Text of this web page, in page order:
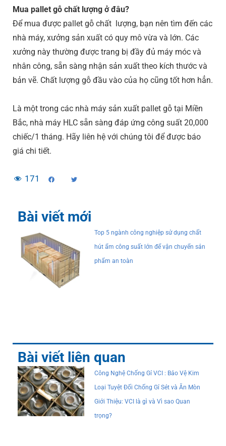
Mua pallet gỗ chất lượng ở đâu?
Để mua được pallet gỗ chất lượng, bạn nên tìm đến các
nhà máy, xưởng sản xuất có quy mô vừa và lớn. Các
xưởng này thường được trang bị đầy đủ máy móc và
nhân công, sẵn sàng nhận sản xuất theo kích thước và
bản vẽ. Chất lượng gỗ đầu vào của họ cũng tốt hơn hẳn.
Là một trong các nhà máy sản xuất pallet gỗ tại Miền
Bắc, nhà máy HLC sẵn sàng đáp ứng công suất 20,000
chiếc/1 tháng. Hãy liên hệ với chúng tôi để được báo
giá chi tiết.
171
Bài viết mới
Top 5 ngành công nghiệp sử dụng chất
hút ẩm công suất lớn để vận chuyển sản
phẩm an toàn
Bài viết liên quan
Công Nghệ Chống Gỉ VCI : Bảo Vệ Kim
Loại Tuyệt Đối Chống Gỉ Sét và Ăn Mòn
Giới Thiệu: VCI là gì và Vì sao Quan
trọng?